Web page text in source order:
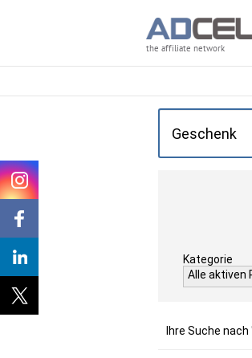
the affiliate network
Kategorie
Alle aktiven
Ihre Suche nach